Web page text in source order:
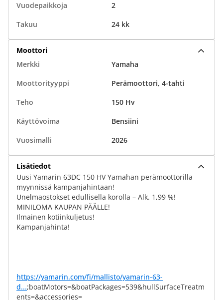
Vuodepaikkoja
2
Takuu
24 kk
Moottori
Merkki
Yamaha
Moottorityyppi
Perämoottori, 4-tahti
Teho
150 Hv
Käyttövoima
Bensiini
Vuosimalli
2026
Lisätiedot
Uusi Yamarin 63DC 150 HV Yamahan perämoottorilla
myynnissä kampanjahintaan!
Unelmaostokset edullisella korolla – Alk. 1,99 %!
MINILOMA KAUPAN PÄÄLLE!
Ilmainen kotiinkuljetus!
Kampanjahinta!
https://yamarin.com/fi/mallisto/yamarin-63-
d...;boatMotors=&boatPackages=539&hullSurfaceTreatm
ents=&accessories=